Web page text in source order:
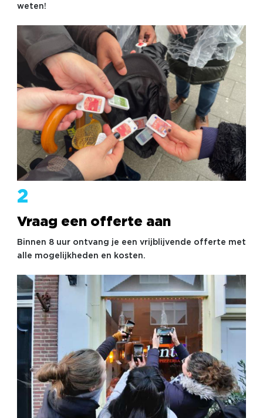
weten!
2
Vraag een offerte aan
Binnen 8 uur ontvang je een vrijblijvende offerte met
alle mogelijkheden en kosten.